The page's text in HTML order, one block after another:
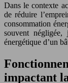
Dans le contexte
de réduire
consommation
souvent
énergétique d’un
impactant